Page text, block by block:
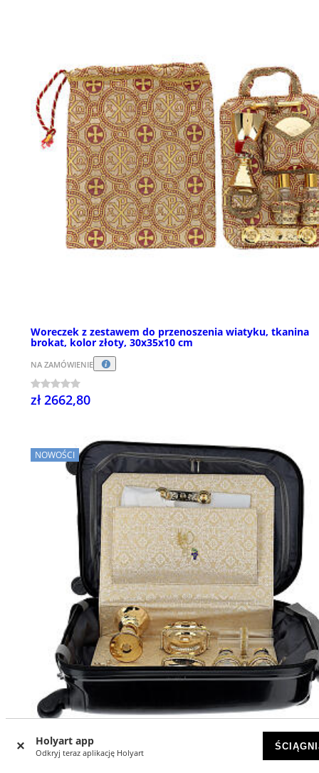
Holyart app
Odkryj teraz aplikację Holyart
Woreczek z zestawem do przenoszenia wiatyku, tkanina
brokat, kolor złoty, 30x35x10 cm
NA ZAMÓWIENIE
zł 2662,80
NOWOŚCI
Trolley do celebracji z abs i złotym żakardem, 35x55x20